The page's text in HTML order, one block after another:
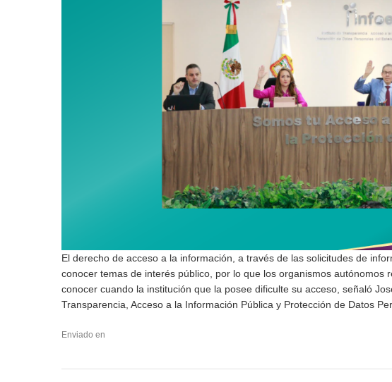
El derecho de acceso a la información, a través de las solicitudes de
conocer temas de interés público, por lo que los organismos
conocer cuando la institución que la posee dificulte su acceso, señaló
Transparencia, Acceso a la Información Pública y Protección de Datos
Enviado en